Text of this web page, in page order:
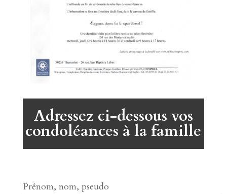
Adressez ci-dessous vos
condoléances à la famille
Prénom, nom, pseudo